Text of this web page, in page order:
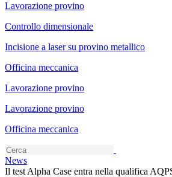
Lavorazione provino
Controllo dimensionale
Incisione a laser su provino metallico
Officina meccanica
Lavorazione provino
Lavorazione provino
Officina meccanica
News
Il test Alpha Case entra nella qualifica